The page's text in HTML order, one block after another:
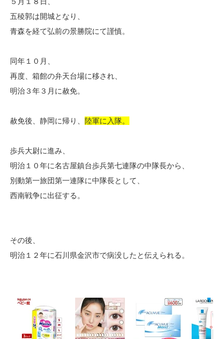
五稜郭は開城となり、
青森を経て弘前の景勝院にて謹慎。
同年１０月、
再度、箱館の弁天台場に移され、
明治３年３月に赦免。
赦免後、静岡に帰り、 陸軍に入隊。
歩兵大尉に進み、
明治１０年に名古屋鎮台歩兵第七連隊の中隊長から、
別動第一旅団第一連隊に中隊長として、
西南戦争に出征する。
その後、
明治１２年に石川県金沢市で病没したと伝えられる。